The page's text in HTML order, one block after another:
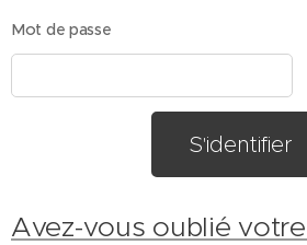
Mot de passe
S'identifier
Avez-vous oublié